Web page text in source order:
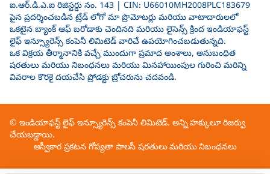
ఐ.ఆర్.డి.ఎ.ఐ రిజిస్టర్డు నం. 143 | CIN: U66010MH2008PLC183679
పైన ప్రదర్శించబడిన ట్రేడ్ లోగో మా ప్రొమోటర్లు మరియు వాటాదారులలో
ఒకటైన బ్యాంక్ ఆఫ్ బరోడాకు చెందినది మరియు లైసెన్స్ క్రింద ఇండియాఫస్ట్
లైఫ్ ఇన్స్యూరెన్స్ కంపెనీ లిమిటెడ్ వారిచే ఉపయోగించబడుతున్నది.
ఒక విక్రయ తీర్మానానికి వచ్చే ముందుగా ప్రమాద అంశాలు, అనుబంధిత
షరతులు మరియు నిబంధనలు మరియు మినహాయింపుల గురించి మరిన్ని
వివరాల కొరకై దయచేసి ప్రోడక్టు బ్రోచరును చదవండి.
© ఇండియాఫస్ట్ లైఫ్ ఇన్స్యూరెన్స్ కంపెనీ లిమిటెడ్. అన్ని హక్కులూ రిజర్వు
చేయబడ్డాయి.
అస్వీకార ప్రకటన గోప్యతా పాలసీ షరతులు మరియు నిబంధనలు